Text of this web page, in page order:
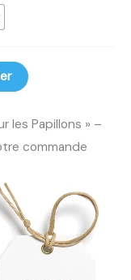
les Papillons » –
commande